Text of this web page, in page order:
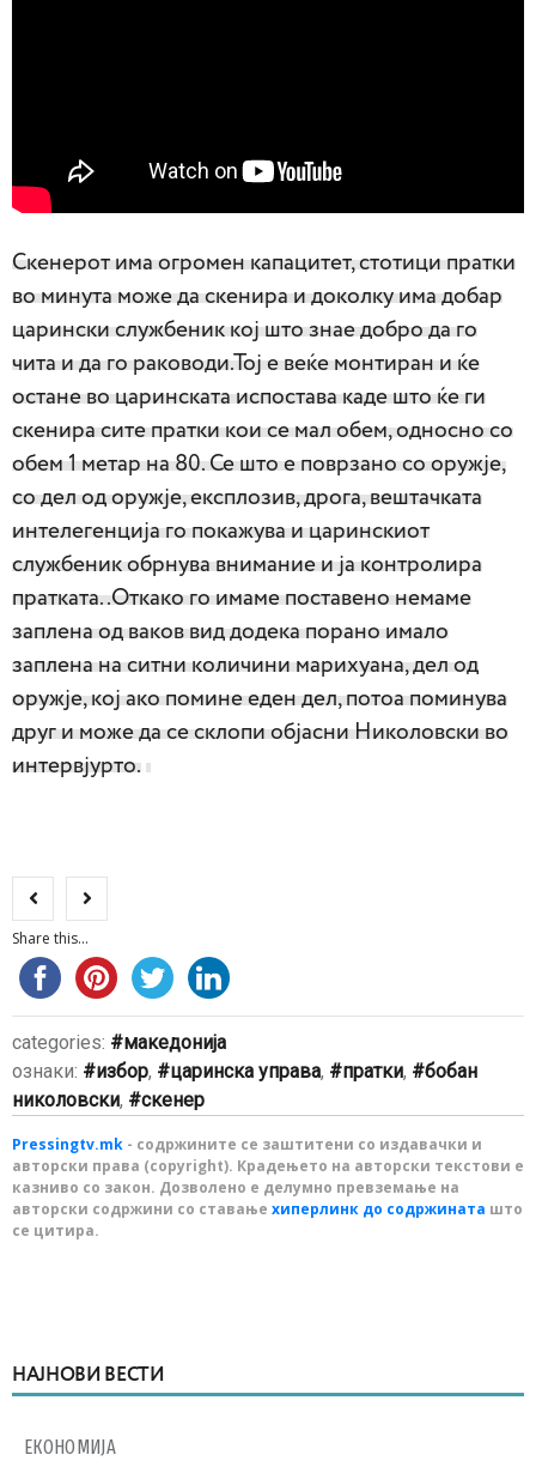
Скенерот има огромен капацитет, стотици пратки
во минута може да скенира и доколку има добар
царински службеник кој што знае добро да го
чита и да го раководи.Тој е веќе монтиран и ќе
остане во царинската испостава каде што ќе ги
скенира сите пратки кои се мал обем, односно со
обем 1 метар на 80. Се што е поврзано со оружје,
со дел од оружје, експлозив, дрога, вештачката
интелегенција го покажува и царинскиот
службеник обрнува внимание и ја контролира
пратката..Откако го имаме поставено немаме
заплена од ваков вид додека порано имало
заплена на ситни количини марихуана, дел од
оружје, кој ако помине еден дел, потоа поминува
друг и може да се склопи објасни Николовски во
интервјурто.
Share this...
categories:
македонија
ознаки:
избор, царинска управа, пратки,
бобан
николовски, скенер
Pressingtv.mk - содржините се заштитени со издавачки и
авторски права (copyright). Крадењето на авторски текстови е
казниво со закон. Дозволено е делумно превземање на
авторски содржини со ставање хиперлинк до содржината што
се цитира.
НАЈНОВИ ВЕСТИ
ЕКОНОМИЈА